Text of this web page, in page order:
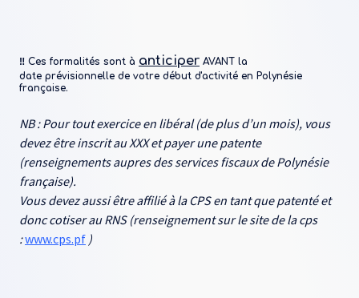
‼ Ces formalités sont à anticiper AVANT la
date prévisionnelle de votre début d'activité en Polynésie
française.
NB : Pour tout exercice en libéral (de plus d’un mois), vous
devez être inscrit au XXX et payer une patente
(renseignements aupres des services fiscaux de Polynésie
française).
Vous devez aussi être affilié à la CPS en tant que patenté et
donc cotiser au RNS (renseignement sur le site de la cps
:www.cps.pf )